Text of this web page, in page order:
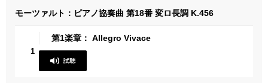
モーツァルト：ピアノ協奏曲 第18番 変ロ長調 K.456
1
第1楽章： Allegro Vivace